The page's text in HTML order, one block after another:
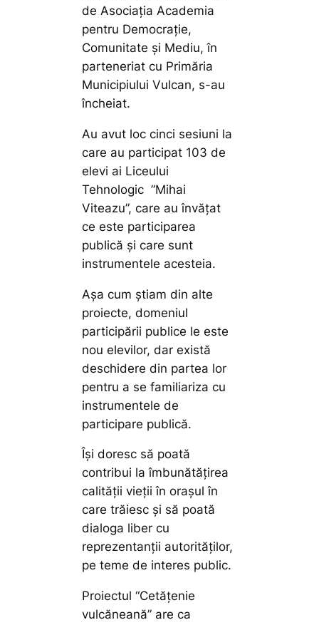
de Asociația Academia
pentru Democrație,
Comunitate și Mediu, în
parteneriat cu Primăria
Municipiului Vulcan, s-au
încheiat.
Au avut loc cinci sesiuni la
care au participat 103 de
elevi ai Liceului
Tehnologic ”Mihai
Viteazu”, care au învățat
ce este participarea
publică și care sunt
instrumentele acesteia.
Așa cum știam din alte
proiecte, domeniul
participării publice le este
nou elevilor, dar există
deschidere din partea lor
pentru a se familiariza cu
instrumentele de
participare publică.
Își doresc să poată
contribui la îmbunătățirea
calității vieții în orașul în
care trăiesc și să poată
dialoga liber cu
reprezentanții autorităților,
pe teme de interes public.
Proiectul “Cetățenie
vulcăneană” are ca